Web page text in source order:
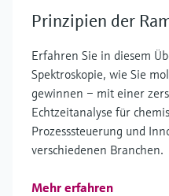
Prinzipien der
Erfahren Sie in diesem
Spektroskopie, wie Sie
gewinnen – mit einer
Echtzeitanalyse für
Prozesssteuerung und
verschiedenen Branchen.
Mehr erfahren